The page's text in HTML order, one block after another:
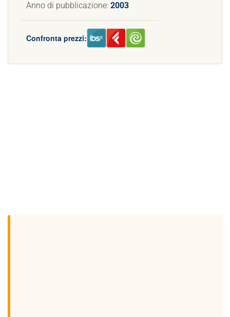
Anno di pubblicazione: 2003
Confronta prezzi: